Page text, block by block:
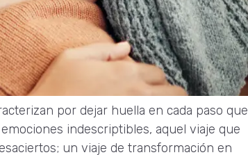
por dejar huella en cada paso que
indescriptibles, aquel viaje que
un viaje de transformación en